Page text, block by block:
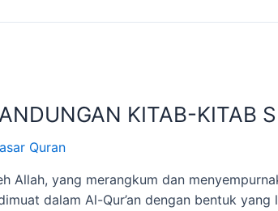
KITAB-KITAB
Quran
Allah, yang merangkum dan
dalam Al-Qur’an dengan bentuk